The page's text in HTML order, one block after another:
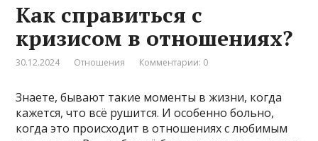
Как справиться с
кризисом в отношениях?
30.12.2024 Отношения Комментарии: 0
Знаете, бывают такие моменты в жизни, когда
кажется, что всё рушится. И особенно больно,
когда это происходит в отношениях с любимым